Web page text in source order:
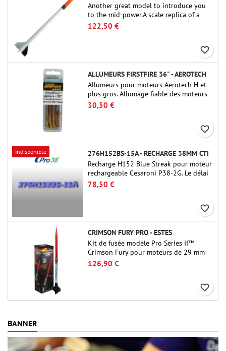
Another great model to introduce you
to the mid-power.A scale replica of a
famous sounding rocket, small in size
and peefect to move to higher-level kits.
122,50 €
favorite_border
ALLUMEURS FIRSTFIRE 36" - AEROTECH
Allumeurs pour moteurs Aerotech H et
plus gros. Allumage fiable des moteurs
jusqu'à 91 cm de longu
30,50 €
favorite_border
Indisponible
276H152BS-15A - RECHARGE 38MM CTI
Recharge H152 Blue Streak pour moteur
rechargeable Cesaroni P38-2G. Le délai
de 15 secondes est réglable via l'outil
ProDAT 38
78,50 €
favorite_border
CRIMSON FURY PRO - ESTES
Kit de fusée modèle Pro Series II™
Crimson Fury pour moteurs de 29 mm
de type E, F et G. Conçu pour les
fuséologues confirmés, le Crimson Fury
126,90 €
favorite_border
BANNER